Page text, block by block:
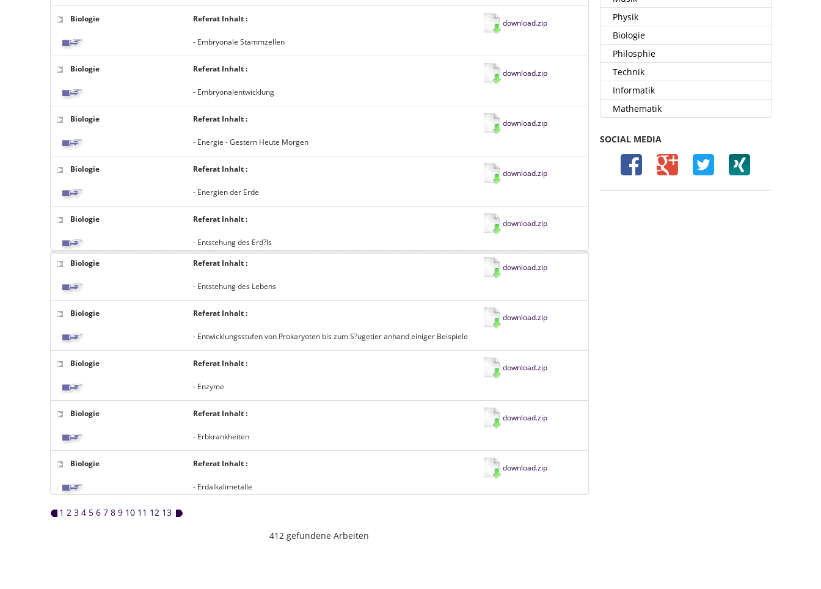
Biologie Referat Inhalt :
- Embryonale Stammzellen
download.zip
Biologie Referat Inhalt :
- Embryonalentwicklung
download.zip
Biologie Referat Inhalt :
- Energie - Gestern Heute Morgen
download.zip
Biologie Referat Inhalt :
- Energien der Erde
download.zip
Biologie Referat Inhalt :
- Entstehung des Erd?ls
download.zip
Biologie Referat Inhalt :
- Entstehung des Lebens
download.zip
Biologie Referat Inhalt :
- Entwicklungsstufen von Prokaryoten bis zum S?ugetier anhand einiger Beispiele
download.zip
Biologie Referat Inhalt :
- Enzyme
download.zip
Biologie Referat Inhalt :
- Erbkrankheiten
download.zip
Biologie Referat Inhalt :
- Erdalkalimetalle
download.zip
1 2 3 4 5 6 7 8 9 10 11 12 13
412 gefundene Arbeiten
Physik
Biologie
Philosphie
Technik
Informatik
Mathematik
SOCIAL MEDIA